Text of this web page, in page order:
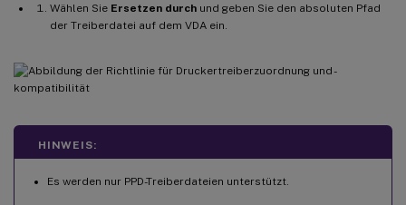
Wählen Sie Ersetzen durch und geben Sie den absoluten Pfad
der Treiberdatei auf dem VDA ein.
HINWEIS:
Es werden nur PPD-Treiberdateien unterstützt.